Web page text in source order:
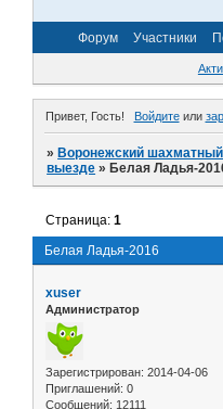
Форум Участники
Привет, Гость! Войдитеили
»Воронежский
выезде »Белая Ладья-
Белая Ладья-2016
Страница:1
xuser
Администратор
Зарегистрирован: 2014-04-06
Приглашений: 0
Сообщений: 12111